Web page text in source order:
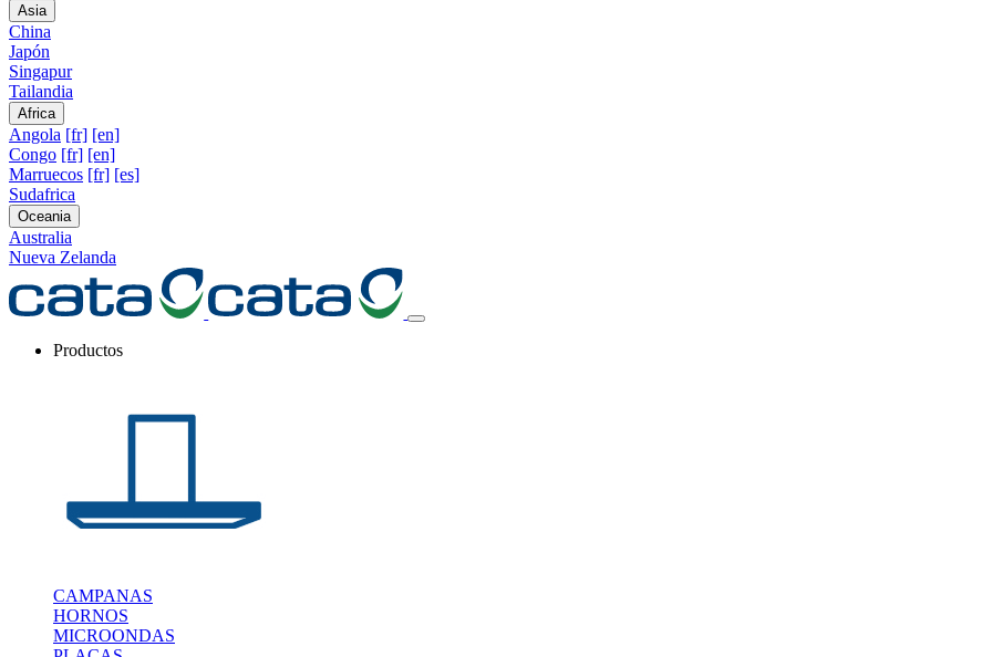
Asia
China
Japón
Singapur
Tailandia
Africa
Angola [fr] [en]
Congo [fr] [en]
Marruecos [fr] [es]
Sudafrica
Oceania
Australia
Nueva Zelanda
Productos
CAMPANAS
HORNOS
MICROONDAS